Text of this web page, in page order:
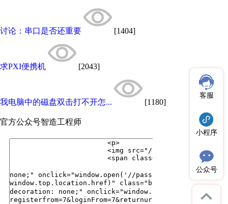
讨论：串口是否还重要 [1404]
求PXI便携机 [2043]
我电脑中的磁盘双击打不开怎... [1180]
官方公众号智造工程师
客服
小程序
公众号